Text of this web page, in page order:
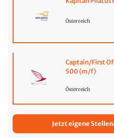
Österreich
Captain/First
500 (m/f)
Österreich
Jetzt eigene